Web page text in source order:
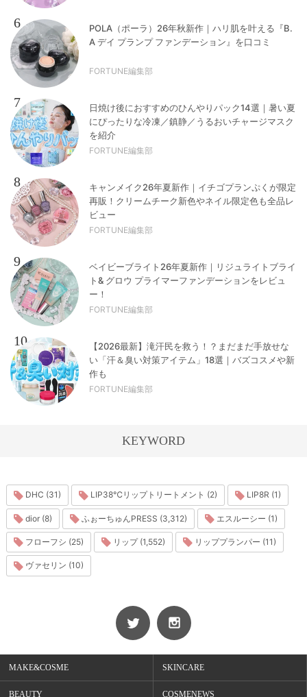
6
POLA（ポーラ）26年秋新作｜ハリ肌を叶える『B.
A デイ プランプ ファンデーション』を口コミ
FORTUNE編集部
7
日焼け後におすすめのひんやりパック14選｜暑い夏
にぴったりな冷凍／鎮静／うるおいチャージマスク
を紹介
FORTUNE編集部
8
キャンメイク26年夏新作｜イチゴプランぷくが限定
再販！クリームチーク新色やネイル限定色も全品レ
ビュー
FORTUNE編集部
9
ベイビーブライト26年夏新作｜リジュライトブライ
ト& グロウ プライマーファンデーションをレビュ
ー！
FORTUNE編集部
10
【2026最新】滝汗民を救う！？まだまだ手放せな
い「汗＆臭い対策アイテム」18選｜バズコスメや新
作も
FORTUNE編集部
KEYWORD
DHC (31) LIP38℃リップトリートメント (2) LIP8R (1)
dior (8) ふぉーちゅんPRESS (3,312) エスルーシー (1)
フローフシ (25) リップ (1,552) リッププランパー (11)
ヴァセリン (10)
MAKE&COSME SKINCARE
BEAUTY COSMENEWS